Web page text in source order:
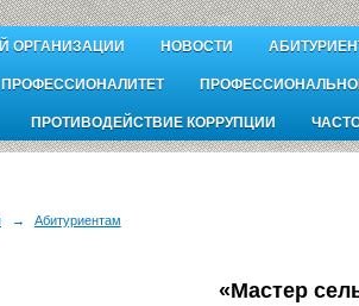
ОРГАНИЗАЦИИ НОВОСТИ
ПРОФЕССИОНАЛИТЕТ
ПРОТИВОДЕЙСТВИЕ КОРРУПЦИИ
→ Абитуриентам
«Мастер